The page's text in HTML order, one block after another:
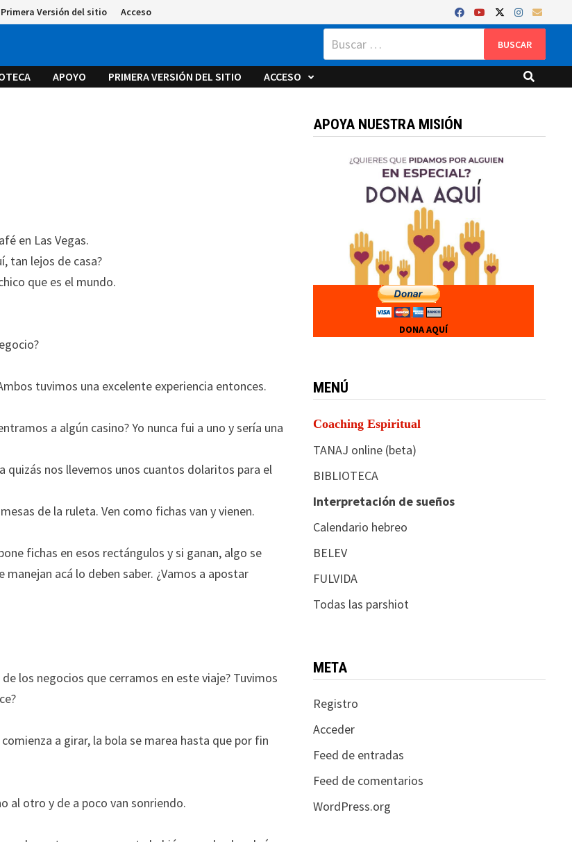
Primera Versión del sitio Acceso
Buscar:
APOYO PRIMERA VERSIÓN DEL SITIO ACCESO
en Las Vegas.
tan lejos de casa?
que es el mundo.
tuvimos una excelente experiencia entonces.
a algún casino? Yo nunca fui a uno y sería una
quizás nos llevemos unos cuantos dolaritos para el
de la ruleta. Ven como fichas van y vienen.
fichas en esos rectángulos y si ganan, algo se
acá lo deben saber. ¿Vamos a apostar
los negocios que cerramos en este viaje? Tuvimos
a girar, la bola se marea hasta que por fin
al otro y de a poco van sonriendo.
APOYA NUESTRA MISIÓN
DONA AQUÍ
MENÚ
Coaching Espiritual
TANAJ online (beta)
BIBLIOTECA
Interpretación de sueños
Calendario hebreo
BELEV
FULVIDA
Todas las parshiot
META
Registro
Acceder
Feed de entradas
Feed de comentarios
WordPress.org